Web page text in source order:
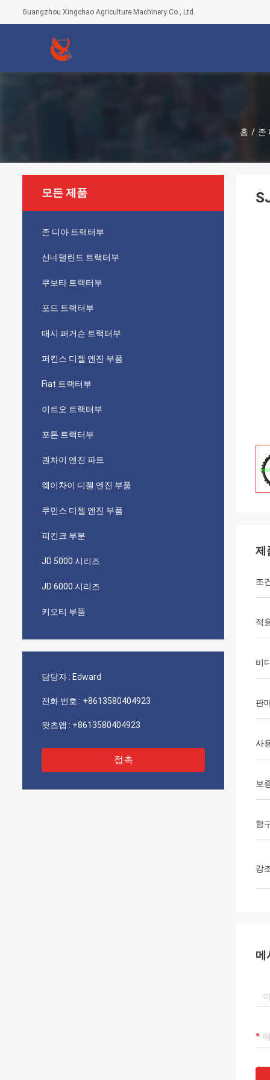
Guangzhou Xingchao Agriculture Machinery Co., Ltd.
홈 / 존
모든 제품
존 디아 트랙터부
신네덜란드 트랙터부
쿠보타 트랙터부
포드 트랙터부
매시 퍼거슨 트랙터부
퍼킨스 디젤 엔진 부품
Fiat 트랙터부
이트오 트랙터부
포톤 트랙터부
퀀차이 엔진 파트
웨이차이 디젤 엔진 부품
쿠민스 디젤 엔진 부품
피킨크 부분
JD 5000 시리즈
JD 6000 시리즈
키오티 부품
담당자 : Edward
전화 번호 : +8613580404923
왓츠앱 : +8613580404923
접촉
제
조
적
비
판
사
보
항
강
메